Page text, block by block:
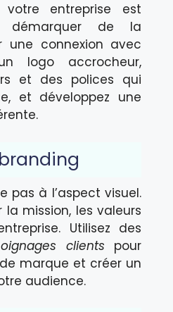
votre entreprise est
démarquer de la
une connexion avec
logo accrocheur,
et des polices qui
et développez une
pas à l’aspect visuel.
la mission, les valeurs
Utilisez des
clients pour
marque et créer un
audience.